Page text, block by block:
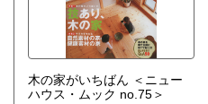
木の家がいちばん ＜ニュー
ハウス・ムック no.75＞